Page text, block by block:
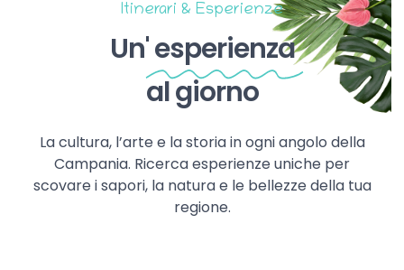
Itinerari & Esperienze
Un'esperienza
al giorno
La cultura, l’arte e la storia in ogni angolo della
Campania. Ricerca esperienze uniche per
scovare i sapori, la natura e le bellezze della tua
regione.